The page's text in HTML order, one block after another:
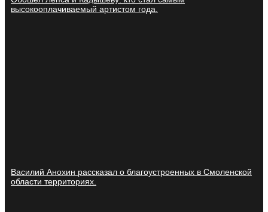
высокооплачиваемый артистом года.
Василий Анохин рассказал о благоустроенных в Смоленской
области территориях.